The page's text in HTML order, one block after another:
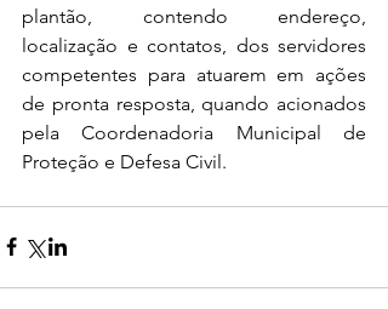
plantão, contendo endereço,
localização e contatos, dos servidores
competentes para atuarem em ações
de pronta resposta, quando acionados
pela Coordenadoria Municipal de
Proteção e Defesa Civil.